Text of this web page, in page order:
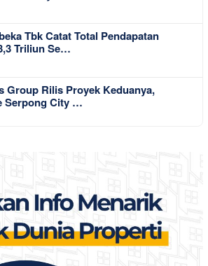
Tbk Catat Total Pendapatan
Triliun Se…
Group Rilis Proyek Keduanya,
Serpong City …